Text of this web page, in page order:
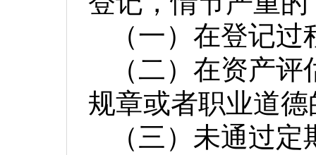
（一）在登记
（二）在资产
规章或者职业道德
（三）未通过